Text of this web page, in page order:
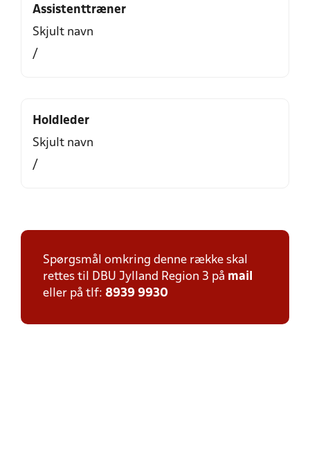
Assistenttræner
Skjult navn
/
Holdleder
Skjult navn
/
Spørgsmål omkring denne række skal
rettes til DBU Jylland Region 3 på mail
eller på tlf: 8939 9930